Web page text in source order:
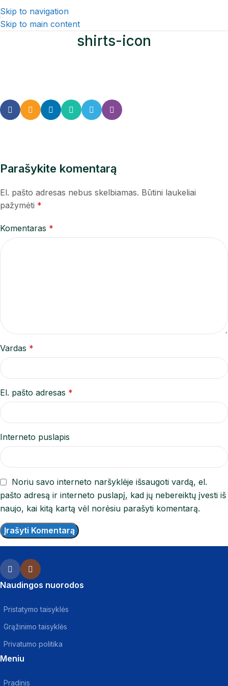
Skip to navigation
Skip to main content
shirts-icon
Parašykite komentarą
El. pašto adresas nebus skelbiamas. Būtini laukeliai
pažymėti *
Komentaras *
Vardas *
El. pašto adresas *
Interneto puslapis
Noriu savo interneto naršyklėje išsaugoti vardą, el.
pašto adresą ir interneto puslapį, kad jų nebereiktų įvesti iš
naujo, kai kitą kartą vėl norėsiu parašyti komentarą.
Naudingos nuorodos
Pristatymo taisyklės
Grąžinimo taisyklės
Privatumo politika
Meniu
Pradinis